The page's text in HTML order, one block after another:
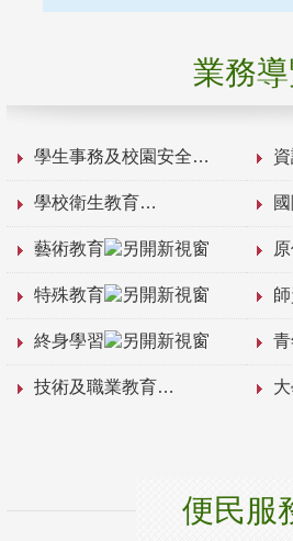
業務
學生事務及校園安全
學校衛生教育
藝術教育
特殊教育
終身學習
技術及職業教育
便民服